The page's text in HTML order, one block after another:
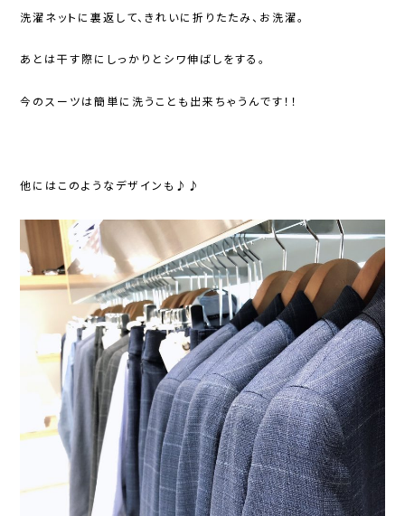
洗濯ネットに裏返して、きれいに折りたたみ、お洗濯。
あとは干す際にしっかりとシワ伸ばしをする。
今のスーツは簡単に洗うことも出来ちゃうんです！！
他にはこのようなデザインも♪♪